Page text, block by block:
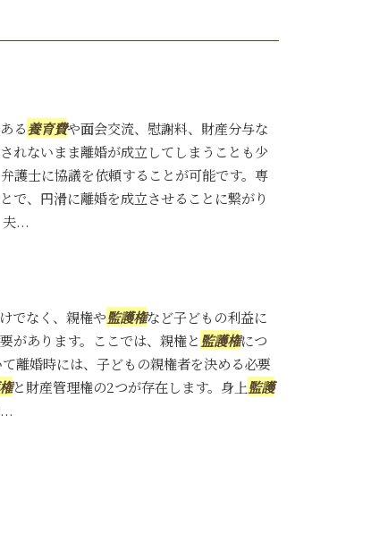
る養育費や面会交流、慰謝料、財産分与な
れないまま離婚が成立してしまうことも少
護士に協議を依頼することが可能です。専
で、円滑に離婚を成立させることに繋がり
...
でなく、親権や監護権など子どもの利益に
があります。ここでは、親権と 監護権につ
離婚時には、子どもの親権者を決める必要
と財産管理権の2つが存在します。身上監護